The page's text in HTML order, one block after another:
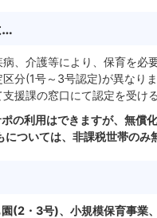
…
、介護等により、保育を必
分(1号～3号認定)が異なり
援課の窓口にて認定を受け
の利用はできますが、無償
ついては、非課税世帯のみ
(2・3号)、小規模保育事業